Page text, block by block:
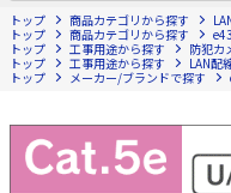
アンテナ・取付金具・ブ
部材類
配線補助具（モール・結
プ類 他）
HDMIケーブル・周辺機器
光工事・
エアコン・
LAN配線工
トップ 商品カテゴリから探す
トップ
商品カテゴリから探す
トップ
工事用途から探す 防犯カ
トップ
工事用途から探す LAN配
トップ
メーカー/ブランドで探す